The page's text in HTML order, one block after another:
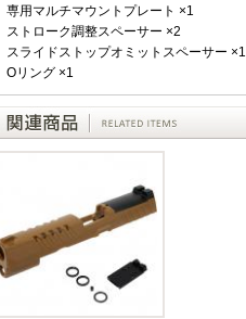
専用マルチマウントプレート ×1
ストローク調整スペーサー ×2
スライドストップオミットスペーサー ×1
Oリング ×1